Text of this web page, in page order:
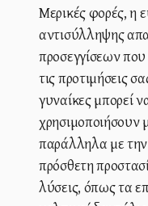
Μερικές φορές, η
αντισύλληψης
προσεγγίσεων που
τις προτιμήσεις
γυναίκες μπορεί
χρησιμοποιήσουν
παράλληλα με
πρόσθετη
λύσεις, όπως τα